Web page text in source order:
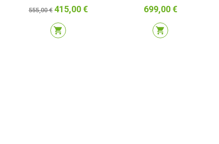
Precio
base
555,00 € Precio
415,00 €
shopping_cart
Precio
699,00 €
shopping_cart